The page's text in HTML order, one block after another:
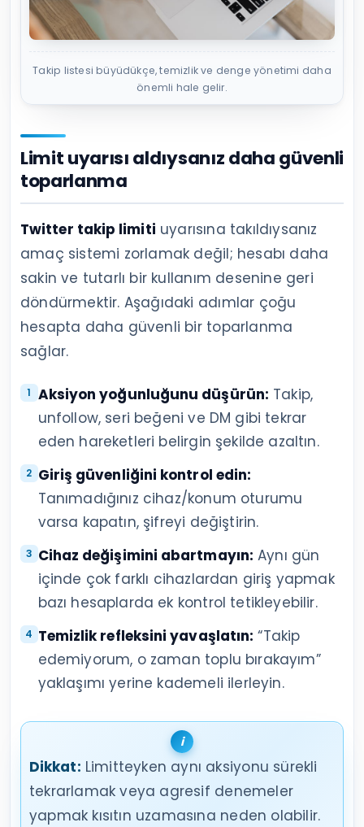
Takip listesi büyüdükçe, temizlik ve denge yönetimi daha
önemli hale gelir.
Limit uyarısı aldıysanız daha güvenli
toparlanma
Twitter takip limiti uyarısına takıldıysanız
amaç sistemi zorlamak değil; hesabı daha
sakin ve tutarlı bir kullanım desenine geri
döndürmektir. Aşağıdaki adımlar çoğu
hesapta daha güvenli bir toparlanma
sağlar.
Aksiyon yoğunluğunu düşürün: Takip,
unfollow, seri beğeni ve DM gibi tekrar
eden hareketleri belirgin şekilde azaltın.
Giriş güvenliğini kontrol edin:
Tanımadığınız cihaz/konum oturumu
varsa kapatın, şifreyi değiştirin.
Cihaz değişimini abartmayın: Aynı gün
içinde çok farklı cihazlardan giriş yapmak
bazı hesaplarda ek kontrol tetikleyebilir.
Temizlik refleksini yavaşlatın: “Takip
edemiyorum, o zaman toplu bırakayım”
yaklaşımı yerine kademeli ilerleyin.
Dikkat: Limitteyken aynı aksiyonu sürekli
tekrarlamak veya agresif denemeler
yapmak kısıtın uzamasına neden olabilir.